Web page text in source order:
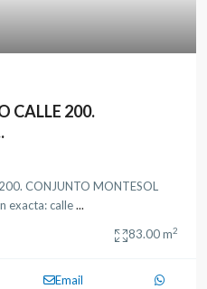
CALLE 200.
CONJUNTO MONTESOL
exacta: calle...
83.00 m2
Email